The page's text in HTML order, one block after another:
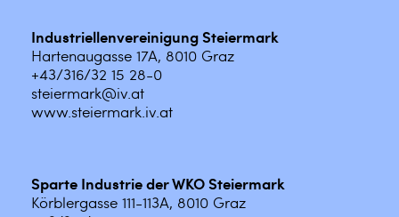
Industriellenvereinigung Steiermark
Hartenaugasse 17A, 8010 Graz
+43/316/32 15 28-0
steiermark@iv.at
www.steiermark.iv.at
Sparte Industrie der WKO Steiermark
Körblergasse 111-113A, 8010 Graz